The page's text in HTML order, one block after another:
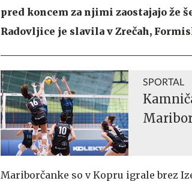
pred koncem za njimi zaostajajo že
Radovljice je slavila v Zrečah,
SPORTAL
Mariborčanke so v Kopru igrale brez